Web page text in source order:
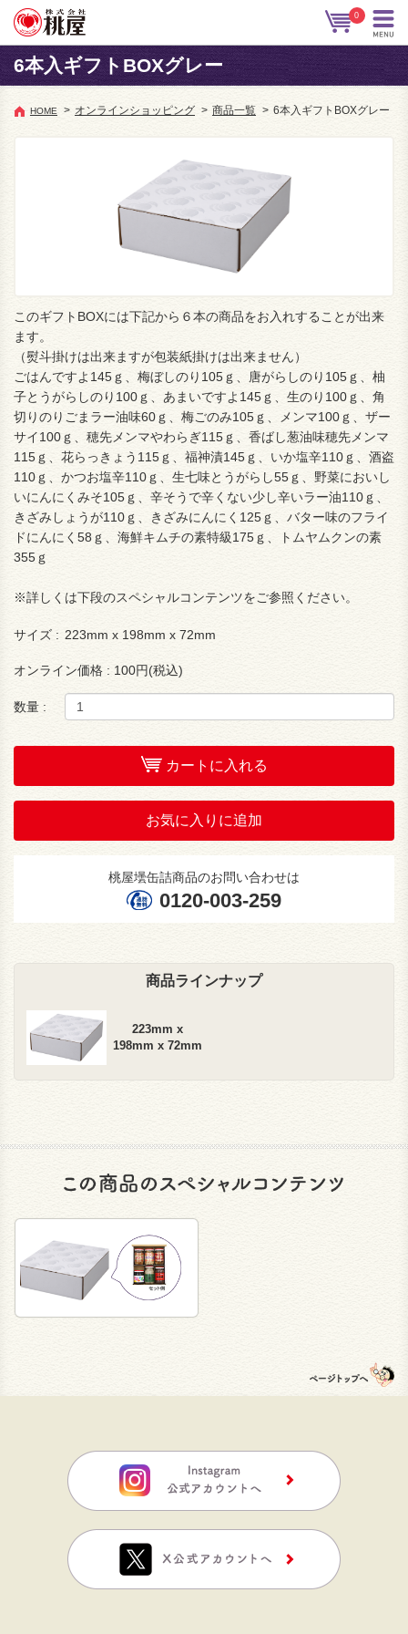
0
6本入ギフトBOXグレー
HOME > オンラインショッピング > 商品一覧 > 6本入ギフトBOXグレー
このギフトBOXには下記から６本の商品をお入れすることが出来
ます。
（熨斗掛けは出来ますが包装紙掛けは出来ません）
ごはんですよ145ｇ、梅ぼしのり105ｇ、唐がらしのり105ｇ、柚
子とうがらしのり100ｇ、あまいですよ145ｇ、生のり100ｇ、角
切りのりごまラー油味60ｇ、梅ごのみ105ｇ、メンマ100ｇ、ザー
サイ100ｇ、穂先メンマやわらぎ115ｇ、香ばし葱油味穂先メンマ
115ｇ、花らっきょう115ｇ、福神漬145ｇ、いか塩辛110ｇ、酒盗
110ｇ、かつお塩辛110ｇ、生七味とうがらし55ｇ、野菜においし
いにんにくみそ105ｇ、辛そうで辛くない少し辛いラー油110ｇ、
きざみしょうが110ｇ、きざみにんにく125ｇ、バター味のフライ
ドにんにく58ｇ、海鮮キムチの素特級175ｇ、トムヤムクンの素
355ｇ
※詳しくは下段のスペシャルコンテンツをご参照ください。
サイズ : 223mm x 198mm x 72mm
オンライン価格 : 100円(税込)
数量 :
カートに入れる
お気に入りに追加
桃屋壜缶詰商品のお問い合わせは
0120-003-259
商品ラインナップ
223mm x
198mm x 72mm